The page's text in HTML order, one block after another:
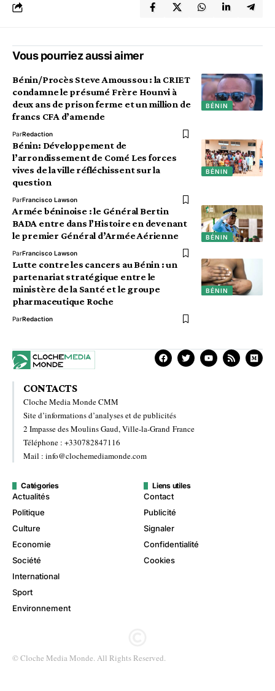
Vous pourriez aussi aimer
BÉNIN
Bénin/Procès Steve Amoussou : la CRIET
condamne le présumé Frère Hounvi à
deux ans de prison ferme et un million de
francs CFA d’amende
ParRedaction
BÉNIN
Bénin: Développement de
l’arrondissement de Comé Les forces
vives de la ville réfléchissent sur la
question
ParFrancisco Lawson
BÉNIN
Armée béninoise : le Général Bertin
BADA entre dans l’Histoire en devenant
le premier Général d’Armée Aérienne
ParFrancisco Lawson
BÉNIN
Lutte contre les cancers au Bénin : un
partenariat stratégique entre le
ministère de la Santé et le groupe
pharmaceutique Roche
ParRedaction
CONTACTS
Cloche Media Monde CMM
Site d’informations d’analyses et de publicités
2 Impasse des Moulins Gaud, Ville-la-Grand France
Téléphone : +330782847116
Mail : info@clochemediamonde.com
Catégories
Actualités
Politique
Culture
Economie
Société
International
Sport
Environnement
Liens utiles
Contact
Publicité
Signaler
Confidentialité
Cookies
© Cloche Media Monde. All Rights Reserved.